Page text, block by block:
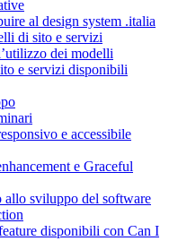
al design system .italia
di sito e servizi
dei modelli
e servizi disponibili
e accessibile
e Graceful
allo sviluppo del software
disponibili con Can I